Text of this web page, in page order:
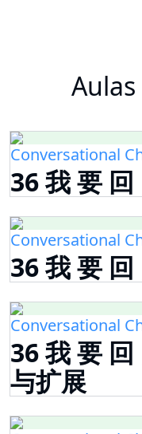
Conversational
36 我 要
Conversational
36 我 要
Conversational
36 我 要
与扩展